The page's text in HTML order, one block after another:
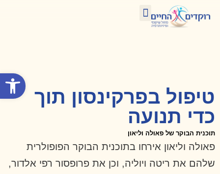
טיפול בפרקינסון תוך
כדי תנועה
תוכנית הבוקר של פאולה וליאון
פאולה וליאון אירחו בתוכנית הבוקר הפופולרית
שלהם את ריטה ויוליה, וכן את פרופסור רפי אלדור,
פתח